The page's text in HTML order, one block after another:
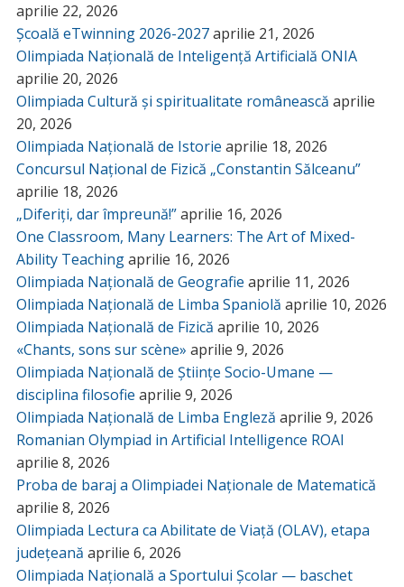
aprilie 22, 2026
Școală eTwinning 2026-2027aprilie 21, 2026
Olimpiada Națională de Inteligență Artificială ONIA
aprilie 20, 2026
Olimpiada Cultură și spiritualitate românească aprilie
20, 2026
Olimpiada Națională de Istorie aprilie 18, 2026
Concursul Național de Fizică „Constantin Sălceanu”
aprilie 18, 2026
„Diferiți, dar împreună!”aprilie 16, 2026
One Classroom, Many Learners: The Art of Mixed-
Ability Teachingaprilie 16, 2026
Olimpiada Națională de Geografie aprilie 11, 2026
Olimpiada Națională de Limba Spaniolă aprilie 10, 2026
Olimpiada Națională de Fizică aprilie 10, 2026
«Chants, sons sur scène» aprilie 9, 2026
Olimpiada Națională de Științe Socio-Umane —
disciplina filosofie aprilie 9, 2026
Olimpiada Națională de Limba Engleză aprilie 9, 2026
Romanian Olympiad in Artificial Intelligence ROAI
aprilie 8, 2026
Proba de baraj a Olimpiadei Naționale de Matematică
aprilie 8, 2026
Olimpiada Lectura ca Abilitate de Viață (OLAV), etapa
județeană aprilie 6, 2026
Olimpiada Națională a Sportului Școlar — baschet